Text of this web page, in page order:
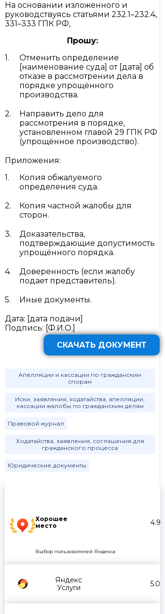
Хорошее
место
4.9
Выбор пользователей Яндекса
Яндекс
Услуги
5.0
На основании изложенного и
руководствуясь статьями 232.1–232.4,
331–333 ГПК РФ,
Прошу:
Отменить определение
[наименование суда] от [дата] об
отказе в рассмотрении дела в
порядке упрощённого
производства.
Направить дело для
рассмотрения в порядке,
установленном главой 29 ГПК РФ
(упрощённое производство).
Приложения:
Копия обжалуемого
определения суда.
Копия частной жалобы для
сторон.
Доказательства,
подтверждающие допустимость
упрощённого порядка.
Доверенность (если жалобу
подает представитель).
Иные документы.
Дата: [дата подачи]
Подпись: [Ф.И.О.]
СКАЧАТЬ ДОКУМЕНТ
Апелляции и кассации по гражданским
спорам
Иски, заявления, ходатайства, апелляции,
кассации жалобы по гражданским делам
Правовой журнал
Ходатайства, заявления, соглашения для
гражданского процесса
Юридические документы